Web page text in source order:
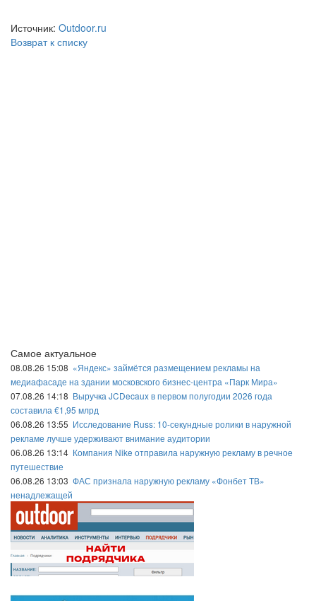
Источник: Outdoor.ru
Возврат к списку
Самое актуальное
08.08.26 15:08 «Яндекс» займётся размещением рекламы на
медиафасаде на здании московского бизнес-центра «Парк Мира»
07.08.26 14:18 Выручка JCDecaux в первом полугодии 2026 года
составила €1,95 млрд
06.08.26 13:55 Исследование Russ: 10-секундные ролики в наружной
рекламе лучше удерживают внимание аудитории
06.08.26 13:14 Компания Nike отправила наружную рекламу в речное
путешествие
06.08.26 13:03 ФАС признала наружную рекламу «Фонбет ТВ»
ненадлежащей